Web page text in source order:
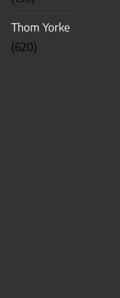
Thom Yorke
(620)